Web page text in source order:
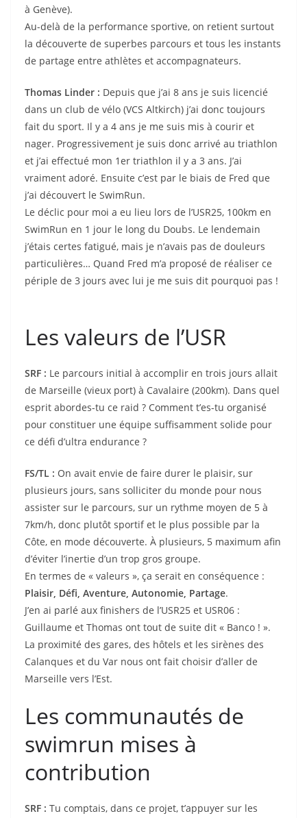
à Genève).
Au-delà de la performance sportive, on retient surtout
la découverte de superbes parcours et tous les instants
de partage entre athlètes et accompagnateurs.
Thomas Linder : Depuis que j’ai 8 ans je suis licencié
dans un club de vélo (VCS Altkirch) j’ai donc toujours
fait du sport. Il y a 4 ans je me suis mis à courir et
nager. Progressivement je suis donc arrivé au triathlon
et j’ai effectué mon 1er triathlon il y a 3 ans. J’ai
vraiment adoré. Ensuite c’est par le biais de Fred que
j’ai découvert le SwimRun.
Le déclic pour moi a eu lieu lors de l’USR25, 100km en
SwimRun en 1 jour le long du Doubs. Le lendemain
j’étais certes fatigué, mais je n’avais pas de douleurs
particulières… Quand Fred m’a proposé de réaliser ce
périple de 3 jours avec lui je me suis dit pourquoi pas !
Les valeurs de l’USR
SRF : Le parcours initial à accomplir en trois jours allait
de Marseille (vieux port) à Cavalaire (200km). Dans quel
esprit abordes-tu ce raid ? Comment t’es-tu organisé
pour constituer une équipe suffisamment solide pour
ce défi d’ultra endurance ?
FS/TL : On avait envie de faire durer le plaisir, sur
plusieurs jours, sans solliciter du monde pour nous
assister sur le parcours, sur un rythme moyen de 5 à
7km/h, donc plutôt sportif et le plus possible par la
Côte, en mode découverte. À plusieurs, 5 maximum afin
d’éviter l’inertie d’un trop gros groupe.
En termes de « valeurs », ça serait en conséquence :
Plaisir, Défi, Aventure, Autonomie, Partage.
J’en ai parlé aux finishers de l’USR25 et USR06 :
Guillaume et Thomas ont tout de suite dit « Banco ! ».
La proximité des gares, des hôtels et les sirènes des
Calanques et du Var nous ont fait choisir d’aller de
Marseille vers l’Est.
Les communautés de
swimrun mises à
contribution
SRF : Tu comptais, dans ce projet, t’appuyer sur les